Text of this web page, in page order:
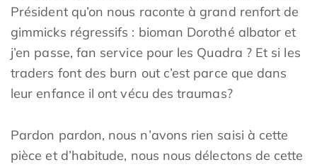
Président qu’on nous raconte à grand renfort de
gimmicks régressifs : bioman Dorothé albator et
j’en passe, fan service pour les Quadra ? Et si les
traders font des burn out c’est parce que dans
leur enfance il ont vécu des traumas?
Pardon pardon, nous n’avons rien saisi à cette
pièce et d’habitude, nous nous délectons de cette